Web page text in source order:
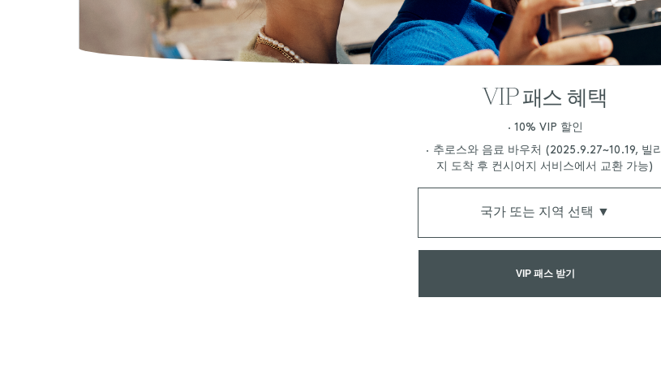
VIP 패스 혜택
∙ 10% VIP 할인
∙ 추로스와 음료 바우처 (2025.9.27~10.19, 빌리
지 도착 후 컨시어지 서비스에서 교환 가능)
국가 또는 지역 선택 ▼
VIP 패스 받기